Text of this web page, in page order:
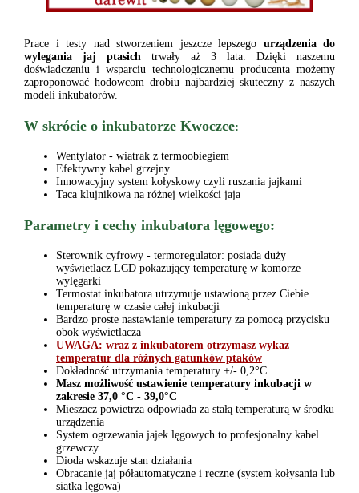
Prace i testy nad stworzeniem jeszcze lepszego urządzenia do
wylegania jaj ptasich trwały aż 3 lata. Dzięki naszemu
doświadczeniu i wsparciu technologicznemu producenta możemy
zaproponować hodowcom drobiu najbardziej skuteczny z naszych
modeli inkubatorów.
W skrócie o inkubatorze Kwoczce:
Wentylator - wiatrak z termoobiegiem
Efektywny kabel grzejny
Innowacyjny system kołyskowy czyli ruszania jajkami
Taca klujnikowa na różnej wielkości jaja
Parametry i cechy inkubatora lęgowego:
Sterownik cyfrowy - termoregulator: posiada duży
wyświetlacz LCD pokazujący temperaturę w komorze
wylęgarki
Termostat inkubatora utrzymuje ustawioną przez Ciebie
temperaturę w czasie całej inkubacji
Bardzo proste nastawianie temperatury za pomocą przycisku
obok wyświetlacza
UWAGA: wraz z inkubatorem otrzymasz wykaz
temperatur dla różnych gatunków ptaków
Dokładność utrzymania temperatury +/- 0,2°C
Masz możliwość ustawienie temperatury inkubacji w
zakresie 37,0 °C - 39,0°C
Mieszacz powietrza odpowiada za stałą temperaturą w środku
urządzenia
System ogrzewania jajek lęgowych to profesjonalny kabel
grzewczy
Dioda wskazuje stan działania
Obracanie jaj półautomatyczne i ręczne (system kołysania lub
siatka lęgowa)